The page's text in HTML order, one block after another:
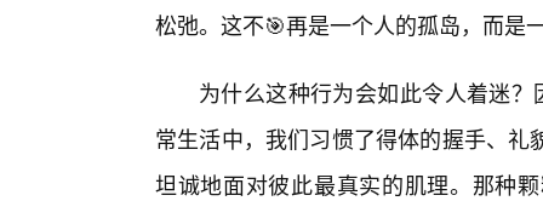
松弛。这不🎯再是一个人的孤岛，而是
为什么这种行为会如此令人着迷
常生活中，我们习惯了得体的握手、
坦诚地面对彼此最真实的肌理。那种